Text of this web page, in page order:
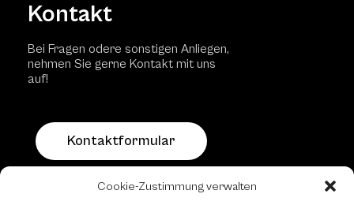
Cookie-Zustimmung verwalten
Kontakt
Bei Fragen odere sonstigen Anliegen,
nehmen Sie gerne Kontakt mit uns
auf!
Kontaktformular
Schachfreundliche Lokale